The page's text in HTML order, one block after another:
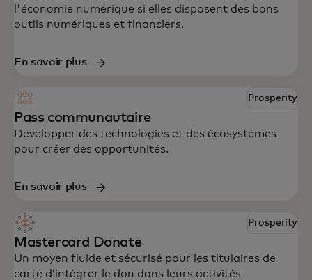
l'économie numérique si elles disposent des bons
outils numériques et financiers.
En savoir plus
Prosperity
Pass communautaire
Développer des technologies et des écosystèmes
pour créer des opportunités.
En savoir plus
Prosperity
Mastercard Donate
Un moyen fluide et sécurisé pour les titulaires de
carte d’intégrer le don dans leurs activités